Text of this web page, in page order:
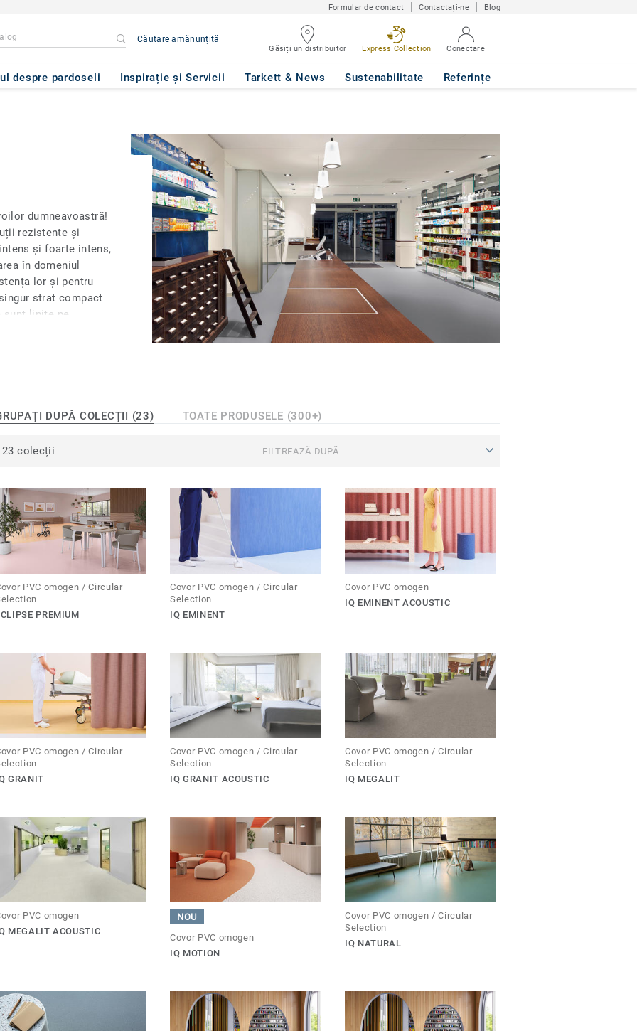
Formular de contact Contactați-ne Blog
Căutare amănunțită
Găsiți un distribuitor Express Collection Conectare
despre pardoseli Inspirație și Servicii Tarkett & News Sustenabilitate Referințe
dumneavoastră!
rezistente și
și foarte intens,
în domeniul
lor și pentru
strat compact
sunt lipite pe
DUPĂ COLECȚII (23)
TOATE PRODUSELE (300+)
23 colecții FILTREAZĂ DUPĂ
PVC omogen / Circular
PREMIUM
Covor PVC omogen / Circular
Selection
IQ EMINENT
Covor PVC omogen
IQ EMINENT ACOUSTIC
PVC omogen / Circular
GRANIT
Covor PVC omogen / Circular
Selection
IQ GRANIT ACOUSTIC
Covor PVC omogen / Circular
Selection
IQ MEGALIT
PVC omogen
MEGALIT ACOUSTIC
NOU
Covor PVC omogen
IQ MOTION
Covor PVC omogen / Circular
Selection
IQ NATURAL